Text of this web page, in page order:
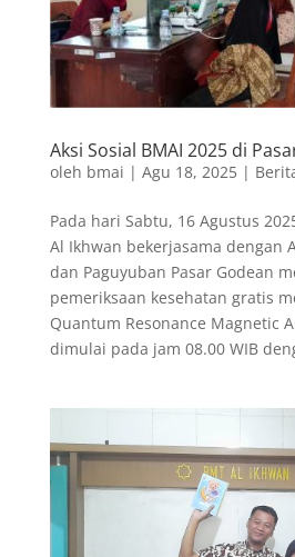
Aksi Sosial BMAI 2025 di
oleh bmai | Agu 18, 2025|
Pada hari Sabtu, 16 Agustus
Al Ikhwan bekerjasama dengan
dan Paguyuban Pasar Godean
pemeriksaan kesehatan gratis
Quantum Resonance Magnetic
dimulai pada jam 08.00 WIB